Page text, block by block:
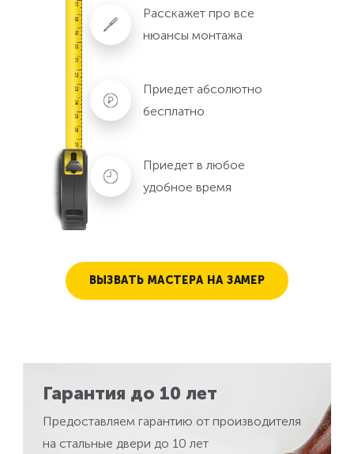
Расскажет про все
нюансы монтажа
Приедет абсолютно
бесплатно
Приедет в любое
удобное время
ВЫЗВАТЬ МАСТЕРА НА ЗАМЕР
Гарантия до 10 лет
Предоставляем гарантию от производителя
на стальные двери до 10 лет